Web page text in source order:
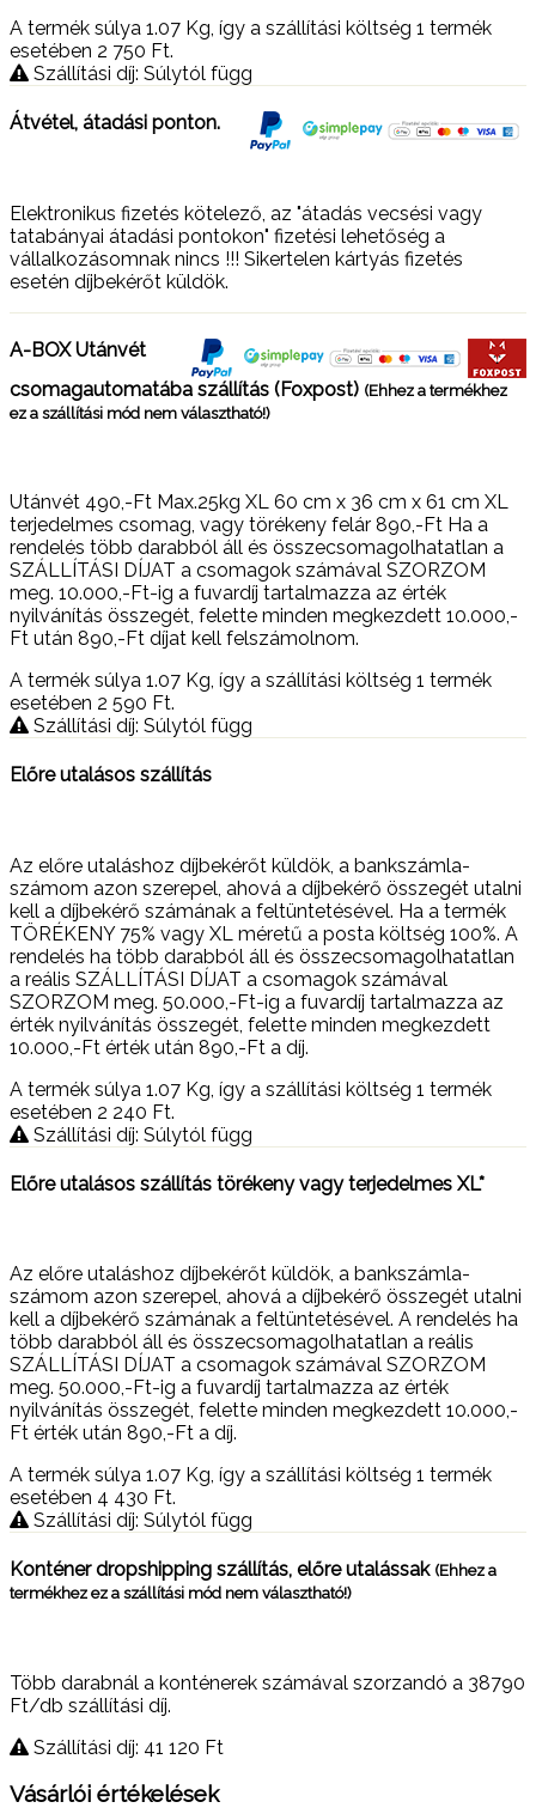
A termék súlya 1.07 Kg, így a szállítási költség 1 termék
esetében 2 750 Ft.
Szállítási díj: Súlytól függ
Átvétel, átadási ponton.
Elektronikus fizetés kötelező, az "átadás vecsési vagy
tatabányai átadási pontokon" fizetési lehetőség a
vállalkozásomnak nincs !!! Sikertelen kártyás fizetés
esetén díjbekérőt küldök.
A-BOX Utánvét
csomagautomatába szállítás (Foxpost) (Ehhez a termékhez
ez a szállítási mód nem választható!)
Utánvét 490,-Ft Max.25kg XL 60 cm x 36 cm x 61 cm XL
terjedelmes csomag, vagy törékeny felár 890,-Ft Ha a
rendelés több darabból áll és összecsomagolhatatlan a
SZÁLLÍTÁSI DÍJAT a csomagok számával SZORZOM
meg. 10.000,-Ft-ig a fuvardíj tartalmazza az érték
nyilvánítás összegét, felette minden megkezdett 10.000,-
Ft után 890,-Ft díjat kell felszámolnom.
A termék súlya 1.07 Kg, így a szállítási költség 1 termék
esetében 2 590 Ft.
Szállítási díj: Súlytól függ
Előre utalásos szállítás
Az előre utaláshoz díjbekérőt küldök, a bankszámla-
számom azon szerepel, ahová a díjbekérő összegét utalni
kell a díjbekérő számának a feltüntetésével. Ha a termék
TÖRÉKENY 75% vagy XL méretű a posta költség 100%. A
rendelés ha több darabból áll és összecsomagolhatatlan
a reális SZÁLLÍTÁSI DÍJAT a csomagok számával
SZORZOM meg. 50.000,-Ft-ig a fuvardíj tartalmazza az
érték nyilvánítás összegét, felette minden megkezdett
10.000,-Ft érték után 890,-Ft a díj.
A termék súlya 1.07 Kg , így a szállítási költség 1 termék
esetében 2 240 Ft.
Szállítási díj: Súlytól függ
Előre utalásos szállítás törékeny vagy terjedelmes XL*
Az előre utaláshoz díjbekérőt küldök, a bankszámla-
számom azon szerepel, ahová a díjbekérő összegét utalni
kell a díjbekérő számának a feltüntetésével. A rendelés ha
több darabból áll és összecsomagolhatatlan a reális
SZÁLLÍTÁSI DÍJAT a csomagok számával SZORZOM
meg. 50.000,-Ft-ig a fuvardíj tartalmazza az érték
nyilvánítás összegét, felette minden megkezdett 10.000,-
Ft érték után 890,-Ft a díj.
A termék súlya 1.07 Kg, így a szállítási költség 1 termék
esetében 4 430 Ft.
Szállítási díj: Súlytól függ
Konténer dropshipping szállítás, előre utalássak (Ehhez a
termékhez ez a szállítási mód nem választható!)
Több darabnál a konténerek számával szorzandó a 38790
Ft/db szállítási díj.
Szállítási díj: 41 120 Ft
Vásárlói értékelések